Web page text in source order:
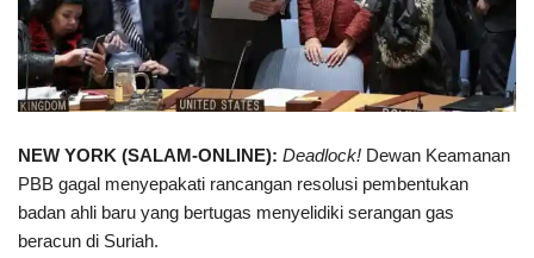
NEW YORK (SALAM-ONLINE): Deadlock! Dewan Keamanan
PBB gagal menyepakati rancangan resolusi pembentukan
badan ahli baru yang bertugas menyelidiki serangan gas
beracun di Suriah.